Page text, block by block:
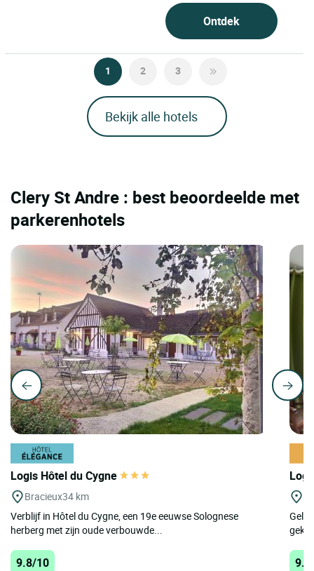
Ontdek
1 2 3
Bekijk alle hotels
Clery St Andre : best beoordeelde met
parkerenhotels
Logis Hôtel du Cygne
Bracieux34 km
Verblijf in Hôtel du Cygne, een 19e eeuwse Solognese
herberg met zijn oude verbouwde...
9.8/10